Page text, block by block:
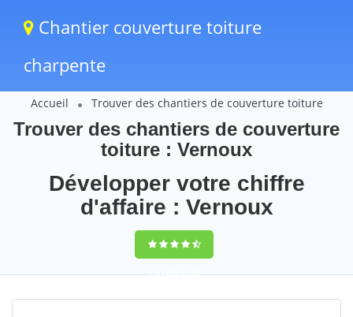
Chantier couverture toiture
charpente
Accueil Trouver des chantiers de couverture toiture
Trouver des chantiers de couverture
toiture : Vernoux
Développer votre chiffre
d'affaire : Vernoux
9,5(100%)60
votes